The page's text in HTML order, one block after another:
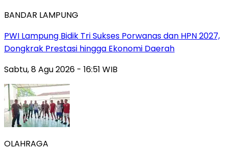
BANDAR LAMPUNG
PWI Lampung Bidik Tri Sukses Porwanas dan HPN 2027,
Dongkrak Prestasi hingga Ekonomi Daerah
Sabtu, 8 Agu 2026 - 16:51 WIB
OLAHRAGA